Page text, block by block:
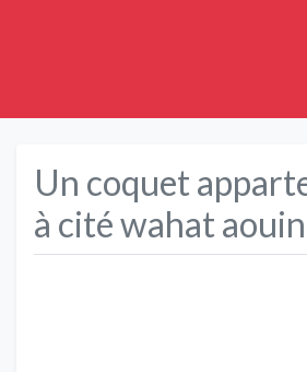
Un coquet
à cité wahat